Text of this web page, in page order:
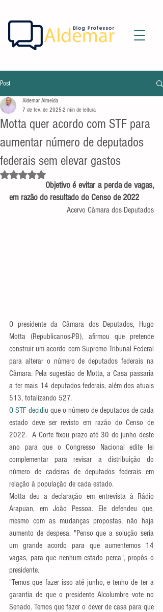
Post
Motta quer acordo com STF para
aumentar número de deputados
federais sem elevar gastos
Aldemar Almeida
7 de fev. de 2025 2 min de leitura
Avaliado com NaN de 5 estrelas.
em razão do resultado do Censo de 2022
Acervo Câmara dos Deputados
O presidente da Câmara dos Deputados, Hugo
Motta (Republicanos-PB), afirmou que pretende
construir um acordo com Supremo Tribunal Federal
para alterar o número de deputados federais na
Câmara. Pela sugestão de Motta, a Casa passaria
a ter mais 14 deputados federais, além dos atuais
513, totalizando 527.
O STF decidiu que o número de deputados de cada
estado deve ser revisto em razão do Censo de
2022.  A Corte fixou prazo até 30 de junho deste
ano para que o Congresso Nacional edite lei
complementar para revisar a distribuição do
número de cadeiras de deputados federais em
relação à população de cada estado.
Motta deu a declaração em entrevista à Rádio
Arapuan, em João Pessoa. Ele defendeu que,
mesmo com as mudanças propostas, não haja
aumento de despesa. "Penso que a solução seria
um grande acordo para que aumentemos 14
vagas, para que nenhum estado perca", propôs o
presidente.
"Temos que fazer isso até junho, e tenho de ter a
garantia de que o presidente Alcolumbre vote no
Senado. Temos que fazer o dever de casa para que